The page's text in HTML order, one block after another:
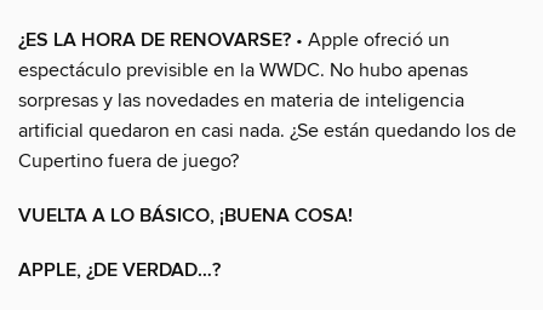
¿ES LA HORA DE RENOVARSE? • Apple ofreció un
espectáculo previsible en la WWDC. No hubo apenas
sorpresas y las novedades en materia de inteligencia
artificial quedaron en casi nada. ¿Se están quedando los de
Cupertino fuera de juego?
VUELTA A LO BÁSICO, ¡BUENA COSA!
APPLE, ¿DE VERDAD…?